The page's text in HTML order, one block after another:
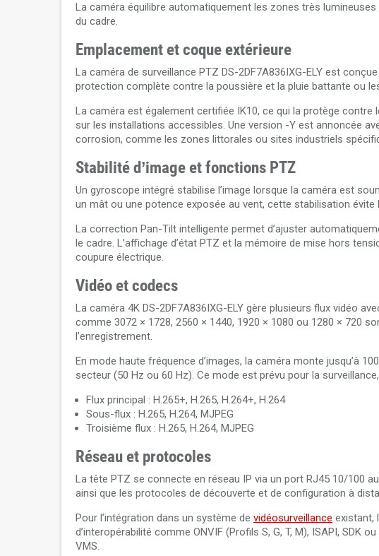
La caméra équilibre automatiquement les zones très
du cadre.
Emplacement et coque extérieure
La caméra de surveillance PTZ DS-2DF7A836IXG-ELY est
protection complète contre la poussière et la pluie battante ou
La caméra est également certifiée IK10, ce qui la protège
sur les installations accessibles. Une version -Y est annoncée
corrosion, comme les zones littorales ou sites industriels
Stabilité d’image et fonctions PTZ
Un gyroscope intégré stabilise l’image lorsque la caméra est
un mât ou une potence exposée au vent, cette stabilisation
La correction Pan-Tilt intelligente permet d’ajuster
le cadre. L’affichage d’état PTZ et la mémoire de mise hors
coupure électrique.
Vidéo et codecs
La caméra 4K DS-2DF7A836IXG-ELY gère plusieurs flux vidéo
comme 3072 × 1728, 2560 × 1440, 1920 × 1080 ou 1280 × 720
l’enregistrement.
En mode haute fréquence d’images, la caméra monte jusqu’à
secteur (50 Hz ou 60 Hz). Ce mode est prévu pour la
Flux principal : H.265+, H.265, H.264+, H.264
Sous-flux : H.265, H.264, MJPEG
Troisième flux : H.265, H.264, MJPEG
Réseau et protocoles
La tête PTZ se connecte en réseau IP via un port RJ45 10/100
ainsi que les protocoles de découverte et de configuration à
Pour l’intégration dans un système de vidéosurveillance existant,
d’interopérabilité comme ONVIF (Profils S, G, T, M), ISAPI,
VMS.